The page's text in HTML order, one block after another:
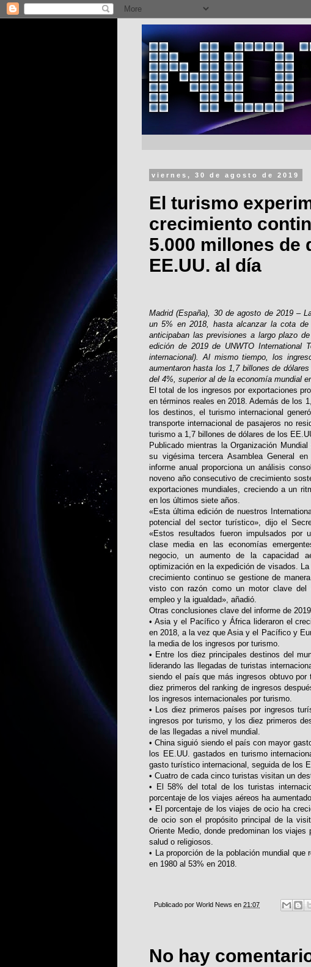
viernes, 30 de agosto de 2019
El turismo
crecimiento
5.000 millones de
EE.UU. al día
Madrid (España), 30 de agosto de 2019 –
un 5% en 2018, hasta alcanzar la cota
anticipaban las previsiones a largo plazo
edición de 2019 de UNWTO International
internacional). Al mismo tiempo, los
aumentaron hasta los 1,7 billones de
del 4%, superior al de la economía mundial
El total de los ingresos por exportaciones
en términos reales en 2018. Además de los
los destinos, el turismo internacional
transporte internacional de pasajeros no
turismo a 1,7 billones de dólares de los
Publicado mientras la Organización
su vigésima tercera Asamblea General
informe anual proporciona un análisis
noveno año consecutivo de crecimiento
exportaciones mundiales, creciendo a un
en los últimos siete años.
«Esta última edición de nuestros
potencial del sector turístico», dijo el
«Estos resultados fueron impulsados por
clase media en las economías
negocio, un aumento de la capacidad
optimización en la expedición de visados.
crecimiento continuo se gestione de
visto con razón como un motor clave
empleo y la igualdad», añadió.
Otras conclusiones clave del informe de
• Asia y el Pacífico y África lideraron el
en 2018, a la vez que Asia y el Pacífico y
la media de los ingresos por turismo.
• Entre los diez principales destinos del
liderando las llegadas de turistas
siendo el país que más ingresos obtuvo
diez primeros del ranking de ingresos
los ingresos internacionales por turismo.
• Los diez primeros países por ingresos
ingresos por turismo, y los diez primeros
de las llegadas a nivel mundial.
• China siguió siendo el país con mayor
los EE.UU. gastados en turismo
gasto turístico internacional, seguida de los
• Cuatro de cada cinco turistas visitan un
• El 58% del total de los turistas
porcentaje de los viajes aéreos ha
• El porcentaje de los viajes de ocio ha
de ocio son el propósito principal de la
Oriente Medio, donde predominan los
salud o religiosos.
• La proporción de la población mundial
en 1980 al 53% en 2018.
Publicado por World News en 21:07
No hay